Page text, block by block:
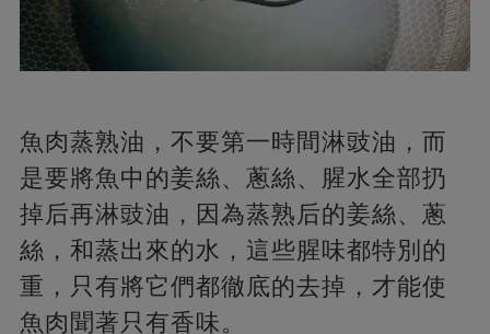
魚肉蒸熟油，不要第一時間淋豉油，而
是要將魚中的姜絲、蔥絲、腥水全部扔
掉后再淋豉油，因為蒸熟后的姜絲、蔥
絲，和蒸出來的水，這些腥味都特別的
重，只有將它們都徹底的去掉，才能使
魚肉聞著只有香味。